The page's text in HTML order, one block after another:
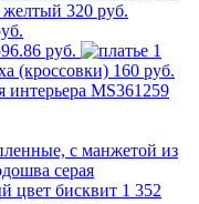
320 руб.
руб.
1
160 руб.
1 352